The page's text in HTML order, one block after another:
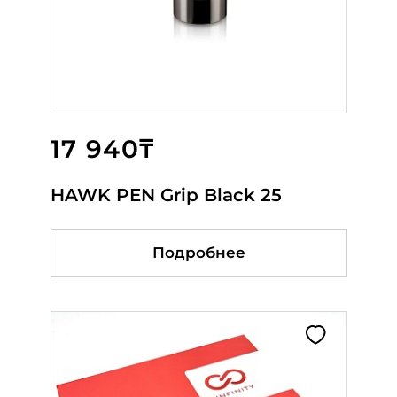
17 940₸
HAWK PEN Grip Black 25
Подробнее
99 000₸
DEFENDERR ONYX AIR TEAL
Подробнее
82 800₸
HAWK Grip Black 21
Подробнее